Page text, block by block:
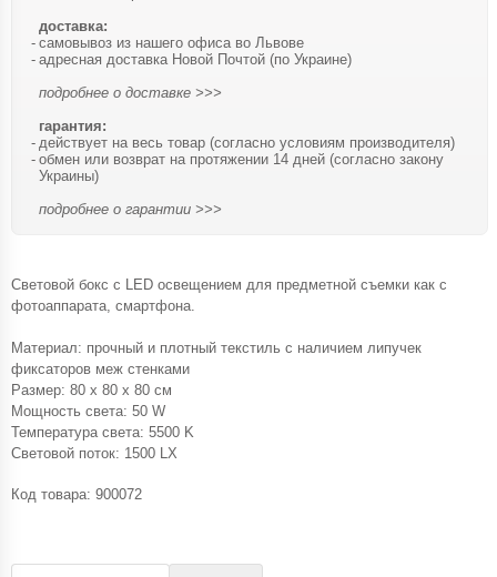
доставка:
самовывоз из нашего офиса во Львове
адресная доставка Новой Почтой (по Украине)
подробнее о доставке >>>
гарантия:
действует на весь товар (согласно условиям производителя)
обмен или возврат на протяжении 14 дней (согласно закону
Украины)
подробнее о гарантии >>>
Световой бокс с LED освещением для предметной съемки как с
фотоаппарата, смартфона.
Материал: прочный и плотный текстиль с наличием липучек
фиксаторов меж стенками
Размер: 80 х 80 х 80 см
Мощность света: 50 W
Температура света: 5500 K
Cветовой поток: 1500 LX
Код товара: 900072